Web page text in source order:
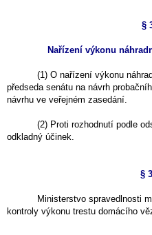
§
Nařízení výkonu
(1) O nařízení výkonu
předseda senátu na návrh
návrhu ve veřejném zasedání.
(2) Proti rozhodnutí podle
odkladný účinek.
§
Ministerstvo spravedlnosti
kontroly výkonu trestu domácího